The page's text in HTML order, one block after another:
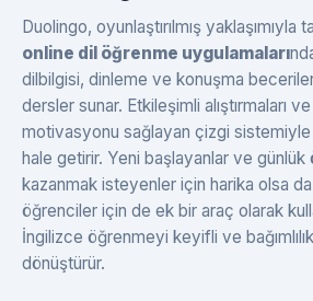
Duolingo, oyunlaştırılmış yaklaşımıyla
online dil öğrenme uygulamaları
dilbilgisi, dinleme ve konuşma
dersler sunar. Etkileşimli alıştırmaları
motivasyonu sağlayan çizgi
hale getirir. Yeni başlayanlar ve günlük
kazanmak isteyenler için harika olsa
öğrenciler için de ek bir araç olarak
İngilizce öğrenmeyi keyifli ve
dönüştürür.